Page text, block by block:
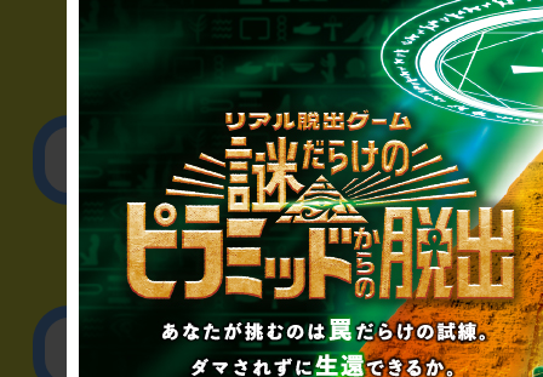
▼一般のお客様
公演内容、チケット
▼企業／法人の方
リアル脱出ゲーム制作